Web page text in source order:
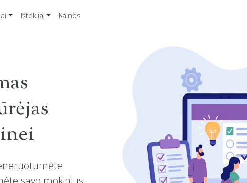
Ištekliai Kainos
savo mokinius